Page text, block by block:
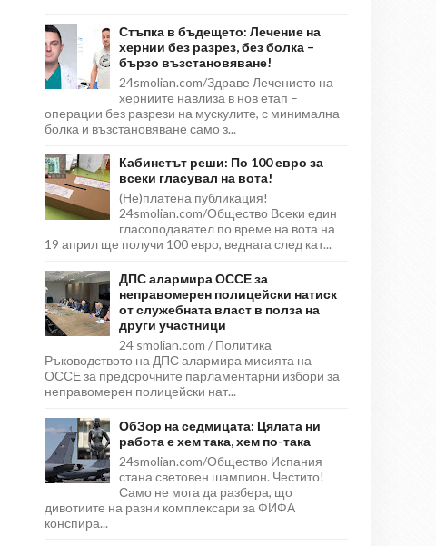
Стъпка в бъдещето: Лечение на
хернии без разрез, без болка –
бързо възстановяване!
24smolian.com/Здраве Лечението на
херниите навлиза в нов етап –
операции без разрези на мускулите, с минимална
болка и възстановяване само з...
Кабинетът реши: По 100 евро за
всеки гласувал на вота!
(Не)платена публикация!
24smolian.com/Общество Всеки един
гласоподавател по време на вота на
19 април ще получи 100 евро, веднага след кат...
ДПС алармира ОССЕ за
неправомерен полицейски натиск
от служебната власт в полза на
други участници
24 smolian.com / Политика
Ръководството на ДПС алармира мисията на
ОССЕ за предсрочните парламентарни избори за
неправомерен полицейски нат...
ОбЗор на седмицата: Цялата ни
работа е хем така, хем по-така
24smolian.com/Общество Испания
стана световен шампион. Честито!
Само не мога да разбера, що
дивотиите на разни комплексари за ФИФА
конспира...